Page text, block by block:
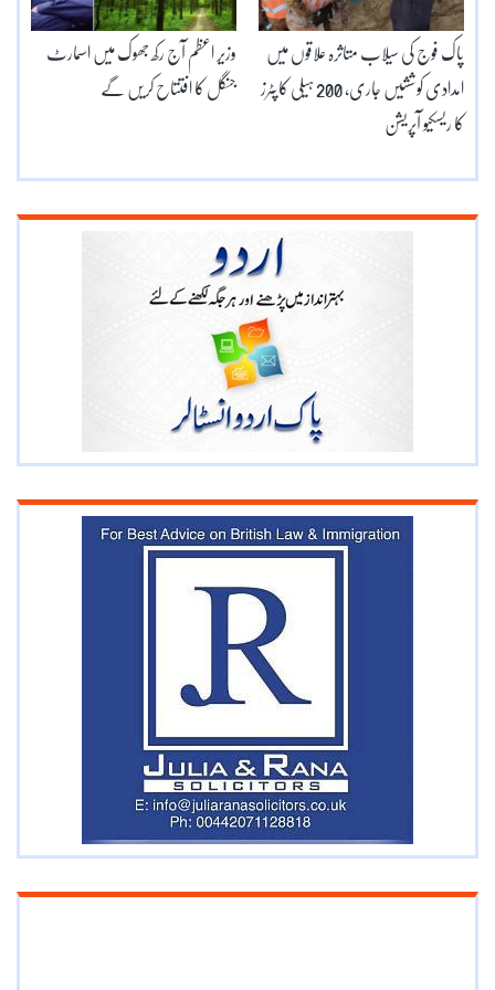
وزیر اعظم آج رکھ جھوک میں اسمارٹ
جنگل کا افتتاح کریں گے
پاک فوج کی سیلاب متاثرہ علاقوں میں
امدادی کوششیں جاری، 200 ہیلی کاپٹرز
کا ریسکیو آپریشن